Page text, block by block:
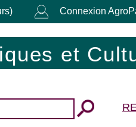
Connexion
et